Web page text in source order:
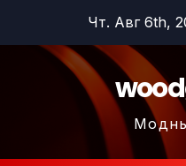
содержимому
Чт. Авг 6th,